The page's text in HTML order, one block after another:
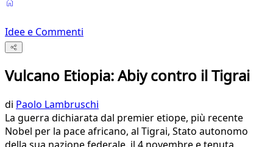
Idee e Commenti
Vulcano Etiopia: Abiy contro il Tigrai
di Paolo Lambruschi
La guerra dichiarata dal premier etiope, più recente
Nobel per la pace africano, al Tigrai, Stato autonomo